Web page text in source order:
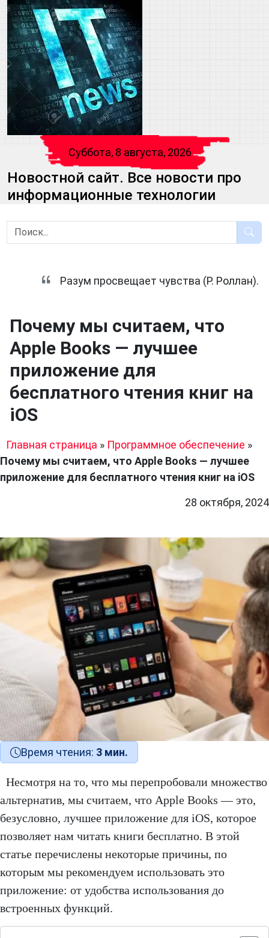
Суббота, 8 августа, 2026
Новостной сайт. Все новости про
информационные технологии
Разум просвещает чувства (Р. Роллан).
Почему мы считаем, что
Apple Books — лучшее
приложение для
бесплатного чтения книг на
iOS
Главная страница » Программное обеспечение »
Почему мы считаем, что Apple Books — лучшее
приложение для бесплатного чтения книг на iOS
28 октября, 2024
Время чтения: 3 мин.
Несмотря на то, что мы перепробовали множество
альтернатив, мы считаем, что Apple Books — это,
безусловно, лучшее приложение для iOS, которое
позволяет нам читать книги бесплатно. В этой
статье перечислены некоторые причины, по
которым мы рекомендуем использовать это
приложение: от удобства использования до
встроенных функций.